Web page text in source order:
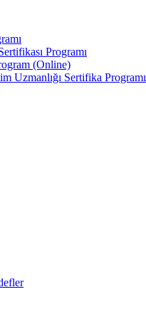
Programı
(Online)
Uzmanlığı Sertifika Programı